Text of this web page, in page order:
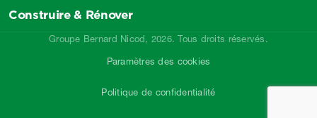
Construire & Rénover
Groupe Bernard Nicod, 2026. Tous droits réservés.
Paramètres des cookies
Politique de confidentialité